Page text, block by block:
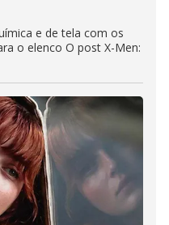
e de tela com os
o elenco O post X-Men: